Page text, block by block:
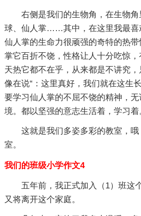
右侧是我们的生物角，在生物
球、仙人掌……其中，在这里我最喜
仙人掌的生命力很顽强的奇特的热
掌它百折不饶，性格让人十分吃惊，
天热它都不在乎，从来都是不讲究
像在说“：这里真好，我们就在这生
要学习仙人掌的不屈不饶的精神，
境。都以坚强的意志生活着，学习着
这就是我们多姿多彩的教室，
室。
我们的班级小学作文4
五年前，我正式加入（1）班这
又将离开这个家庭。